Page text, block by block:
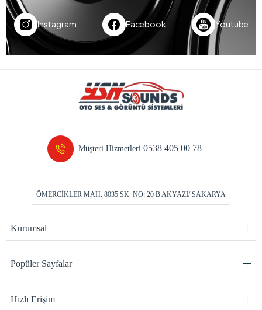
Instagram Facebook Youtube
Müşteri Hizmetleri0538 405 00 78
ÖMERCİKLER MAH. 8035 SK. NO: 20 B AKYAZI/ SAKARYA
Kurumsal
Popüler Sayfalar
Hızlı Erişim